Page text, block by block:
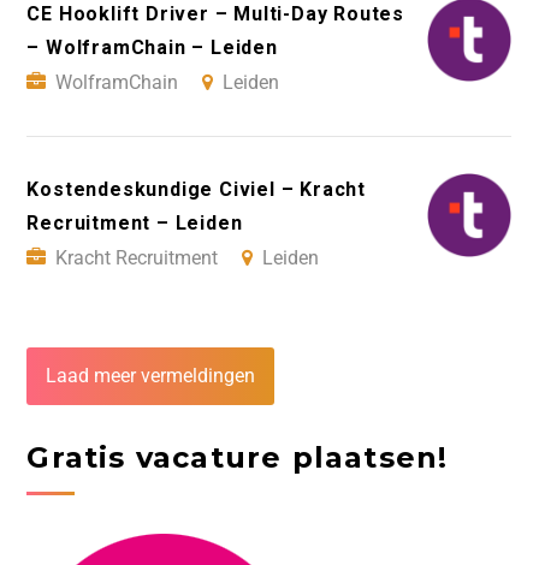
CE Hooklift Driver – Multi-Day Routes
– WolframChain – Leiden
WolframChain
Leiden
Kostendeskundige Civiel – Kracht
Recruitment – Leiden
Kracht Recruitment
Leiden
Laad meer vermeldingen
Gratis vacature plaatsen!